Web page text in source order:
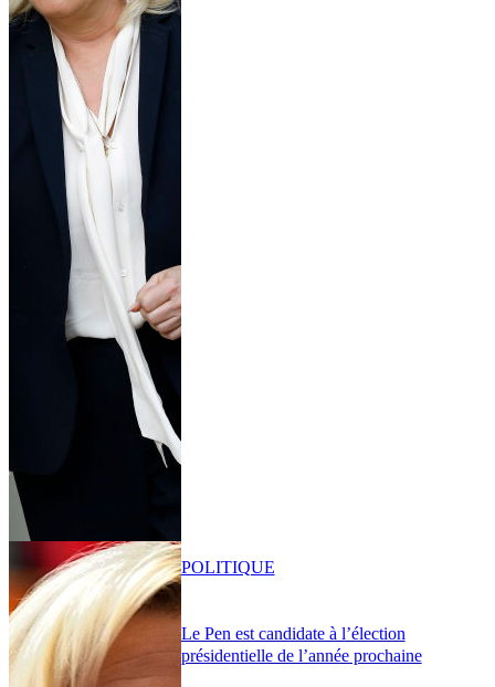
Le Pen est candidate à l’élection
présidentielle de l’année prochaine
POLITIQUE